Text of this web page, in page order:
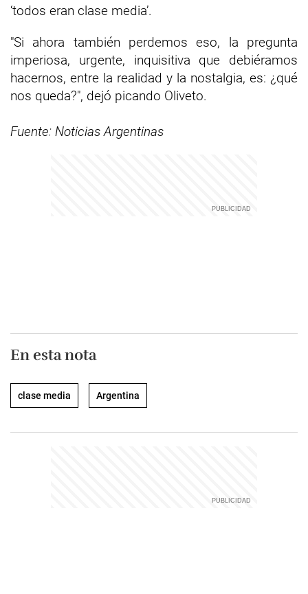
‘todos eran clase media’.
"Si ahora también perdemos eso, la pregunta
imperiosa, urgente, inquisitiva que debiéramos
hacernos, entre la realidad y la nostalgia, es: ¿qué
nos queda?", dejó picando Oliveto.
Fuente: Noticias Argentinas
En esta nota
clase media Argentina